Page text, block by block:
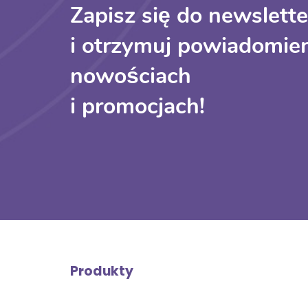
Zapisz się do
i otrzymuj
nowościach
i promocjach!
Produkty